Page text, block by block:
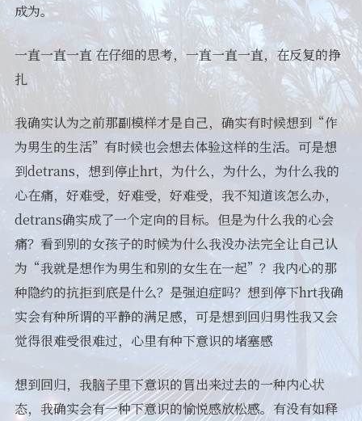
成为。
一直一直一直 在仔细的思考，一直一直一直，在反复的挣
扎
我确实认为之前那副模样才是自己，确实有时候想到“作
为男生的生活”有时候也会想去体验这样的生活。可是想
到detrans，想到停止hrt，为什么，为什么，为什么我的
心在痛，好难受，好难受，好难受，我不知道该怎么办，
detrans确实成了一个定向的目标。但是为什么我的心会
痛？看到别的女孩子的时候为什么我没办法完全让自己认
为“我就是想作为男生和别的女生在一起”？我内心的那
种隐约的抗拒到底是什么？是强迫症吗？想到停下hrt我确
实会有种所谓的平静的满足感，可是想到回归男性我又会
觉得很难受很难过，心里有种下意识的堵塞感
想到回归，我脑子里下意识的冒出来过去的一种内心状
态，我确实会有一种下意识的愉悦感放松感。有没有如释